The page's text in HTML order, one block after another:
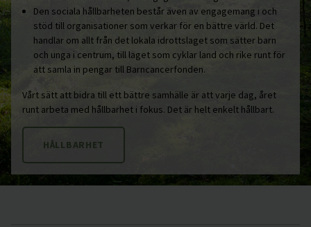
Svedala
Tomelilla
Upplands-Bro
Vara
Varberg
Vellinge
Västerås
Den sociala hållbarheten består även av engagemang i och
stöd till organisationer som verkar för en bättre värld. Det
handlar om allt från det lokala idrottslaget som sätter barn
och unga i centrum, till laget som cyklar land och rike runt för
att samla in pengar till Barncancerfonden.
Vårt sätt att bidra till ett bättre samhälle är att varje dag, året
runt arbeta med hållbarhet i fokus. Det är helt enkelt hållbart.
HÅLLBARHET